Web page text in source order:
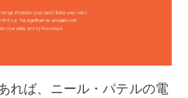
れば、ニール・パテルの電